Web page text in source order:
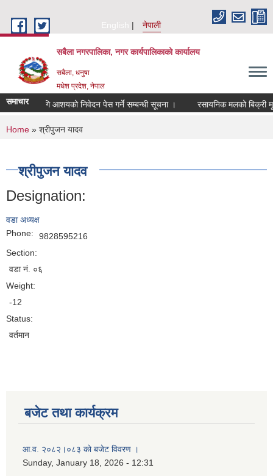
English
नेपाली
सबैला नगरपालिका, नगर कार्यपालिकाको कार्यालय
सबैला, धनुषा
मधेश प्रदेश, नेपाल
समाचारलागि आशयको निवेदन पेस गर्ने सम्बन्धी सूचना । रसायनिक मलको बिक्री मूल्य
You are here
Home » श्रीपुजन यादव
श्रीपुजन यादव
Designation:
वडा अध्यक्ष
Phone:
9828595216
Section:
वडा नं. ०६
Weight:
-12
Status:
वर्तमान
बजेट तथा कार्यक्रम
आ.व. २०८२।०८३ को बजेट विवरण ।
Sunday, January 18, 2026 - 12:31